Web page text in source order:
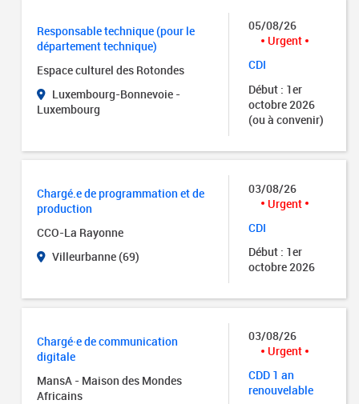
Responsable technique (pour le
département technique)
Espace culturel des Rotondes
Luxembourg-Bonnevoie -
Luxembourg
05/08/26
Urgent
CDI
Début : 1er
octobre 2026
(ou à convenir)
Chargé.e de programmation et de
production
CCO-La Rayonne
Villeurbanne (69)
03/08/26
Urgent
CDI
Début : 1er
octobre 2026
Chargé·e de communication
digitale
MansA - Maison des Mondes
Africains
03/08/26
Urgent
CDD 1 an
renouvelable